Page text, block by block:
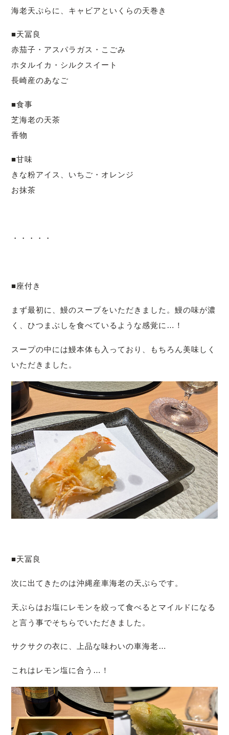
海老天ぷらに、キャビアといくらの天巻き
■天冨良
赤茄子・アスパラガス・こごみ
ホタルイカ・シルクスイート
長崎産のあなご
■食事
芝海老の天茶
香物
■甘味
きな粉アイス、いちご・オレンジ
お抹茶
・・・・・
■座付き
まず最初に、鰻のスープをいただきました。鰻の味が濃
く、ひつまぶしを食べているような感覚に…！
スープの中には鰻本体も入っており、もちろん美味しく
いただきました。
■天冨良
次に出てきたのは沖縄産車海老の天ぷらです。
天ぷらはお塩にレモンを絞って食べるとマイルドになる
と言う事でそちらでいただきました。
サクサクの衣に、上品な味わいの車海老…
これはレモン塩に合う…！